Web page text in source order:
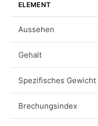
ELEMENT
Aussehen
Gehalt
Spezifisches Gewicht
Brechungsindex